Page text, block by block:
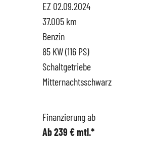
CUPRA
VW
VW Nutzfahrzeugservice
Probefahrt
News
Unternehmen
Karriere
EZ 02.09.2024
37.005 km
Benzin
85 KW (116 PS)
Schaltgetriebe
Mitternachtsschwarz
Finanzierung ab
Ab 239 € mtl.*